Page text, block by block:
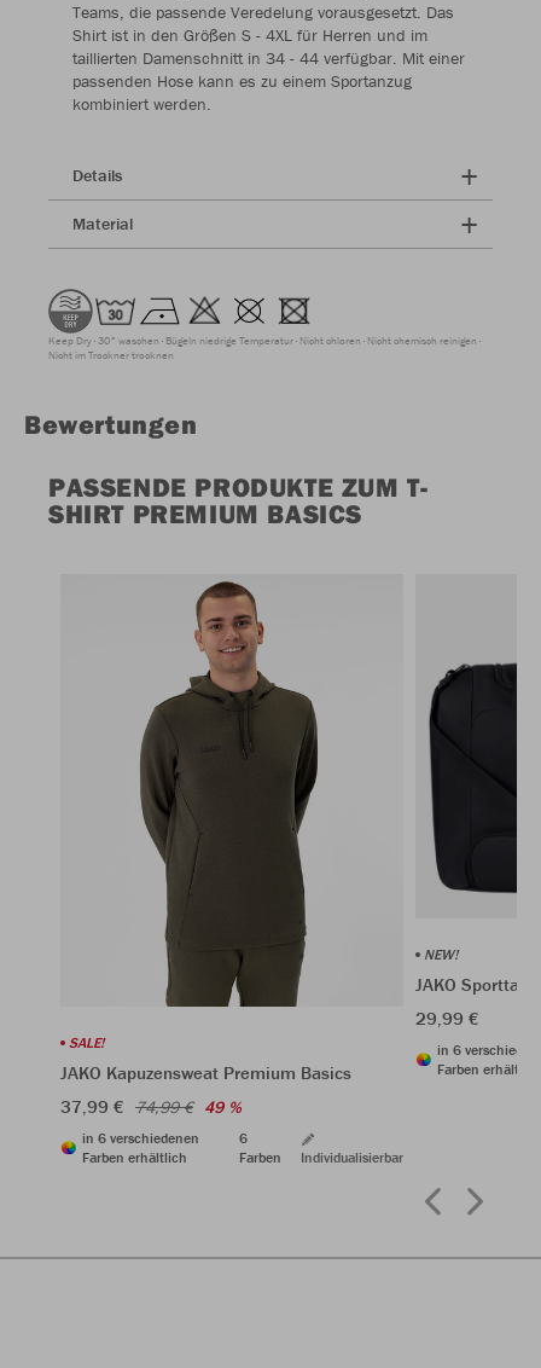
Teams, die passende Veredelung vorausgesetzt. Das
Shirt ist in den Größen S - 4XL für Herren und im
taillierten Damenschnitt in 34 - 44 verfügbar. Mit einer
passenden Hose kann es zu einem Sportanzug
kombiniert werden.
Details
Material
Keep Dry 30° waschen Bügeln niedrige Temperatur Nicht chloren Nicht chemisch reinigen
Nicht im Trockner trocknen
Bewertungen
PASSENDE PRODUKTE ZUM T-
SHIRT PREMIUM BASICS
SALE!
JAKO Kapuzensweat Premium Basics
37,99 € 74,99 € 49 %
in 6 verschiedenen
Farben erhältlich
6
Farben
Individualisierbar
NEW!
JAKO
29,99 €
in 6
Farben